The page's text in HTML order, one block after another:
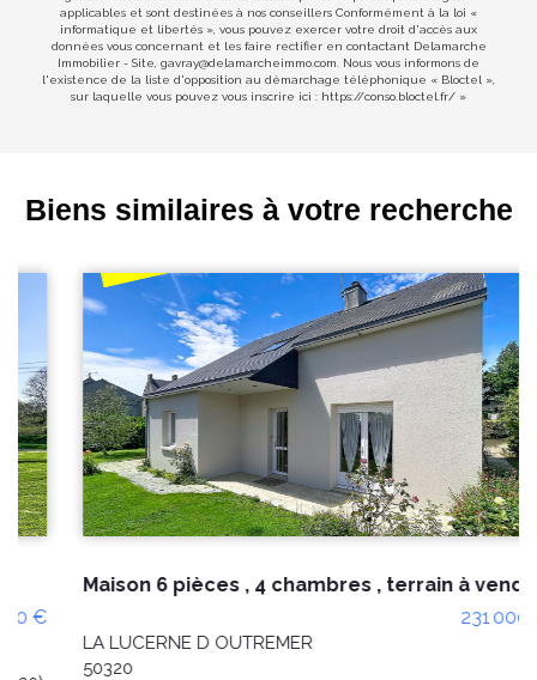
applicables et sont destinées à nos conseillers Conformément à la loi «
informatique et libertés », vous pouvez exercer votre droit d'accès aux
données vous concernant et les faire rectifier en contactant Delamarche
Immobilier - Site, gavray@delamarcheimmo.com. Nous vous informons de
l'existence de la liste d'opposition au démarchage téléphonique « Bloctel »,
sur laquelle vous pouvez vous inscrire ici : https://conso.bloctel.fr/ »
Biens similaires à votre recherche
Maison 6 pièces , 4 chambres , terrain à vendre à La Lucerne d'Outremer (50320)
231 000 €
LA LUCERNE D OUTREMER
50320